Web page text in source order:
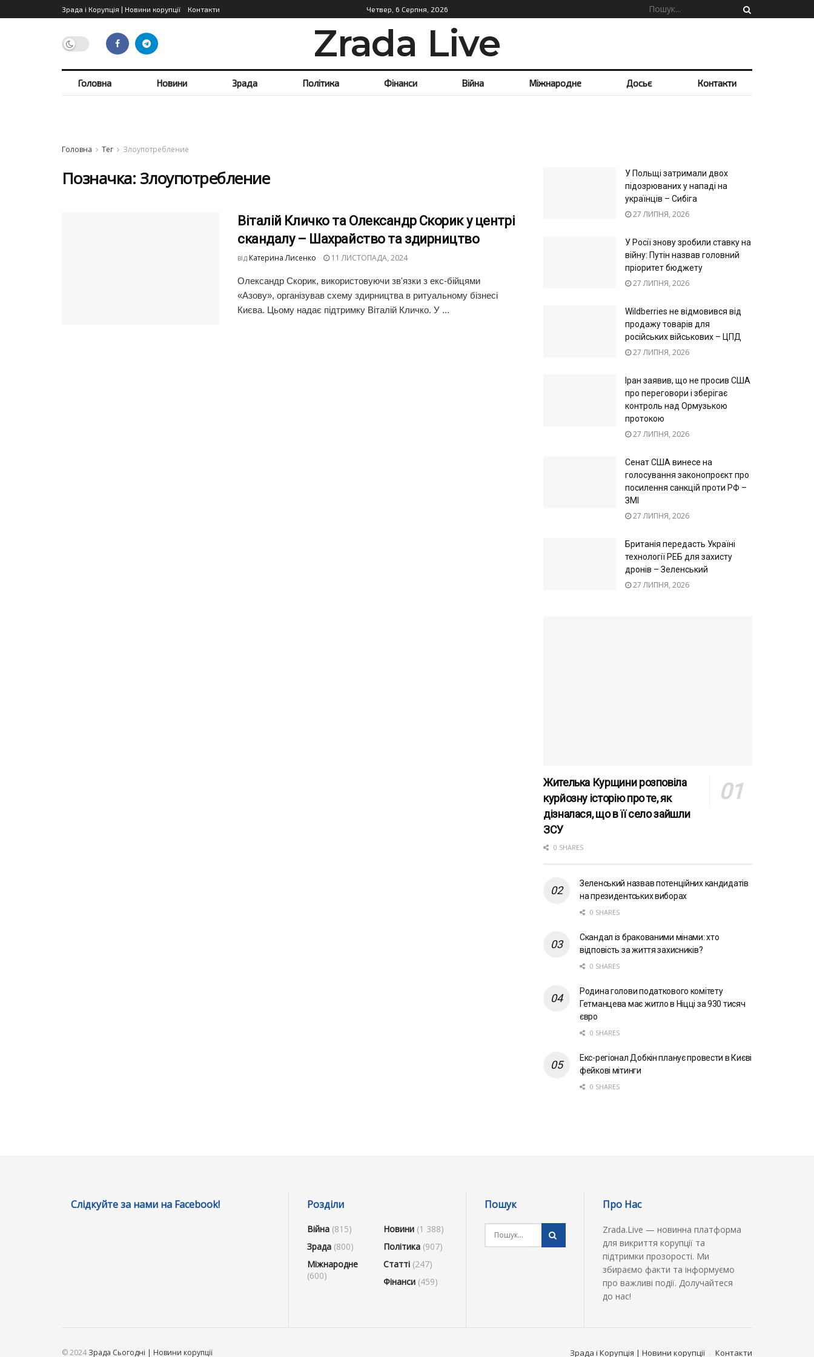
Зрада і Корупція | Новини корупції Контакти Четвер, 6 Серпня, 2026
Zrada Live
Головна Новини Зрада Політика Фінанси Війна Міжнародне Досьє Контакти
Головна Тег Злоупотребление
Позначка: Злоупотребление
Віталій Кличко та Олександр Скорик у центрі
скандалу – Шахрайство та здирництво
від Катерина Лисенко 11 ЛИСТОПАДА, 2024
Олександр Скорик, використовуючи зв'язки з екс-бійцями
«Азову», організував схему здирництва в ритуальному бізнесі
Києва. Цьому надає підтримку Віталій Кличко. У ...
У Польщі затримали двох
підозрюваних у нападі на
українців – Сибіга
27 ЛИПНЯ, 2026
У Росії знову зробили ставку на
війну: Путін назвав головний
пріоритет бюджету
27 ЛИПНЯ, 2026
Wildberries не відмовився від
продажу товарів для
російських військових – ЦПД
27 ЛИПНЯ, 2026
Іран заявив, що не просив США
про переговори і зберігає
контроль над Ормузькою
протокою
27 ЛИПНЯ, 2026
Сенат США винесе на
голосування законопроєкт про
посилення санкцій проти РФ –
ЗМІ
27 ЛИПНЯ, 2026
Британія передасть Україні
технології РЕБ для захисту
дронів – Зеленський
27 ЛИПНЯ, 2026
Жителька Курщини розповіла
курйозну історію про те, як
дізналася, що в її село зайшли
ЗСУ
0 SHARES
Зеленський назвав потенційних кандидатів
на президентських виборах
0 SHARES
Скандал із бракованими мінами: хто
відповість за життя захисників?
0 SHARES
Родина голови податкового комітету
Гетманцева має житло в Ніцці за 930 тисяч
євро
0 SHARES
Екс-регіонал Добкін планує провести в Києві
фейкові мітинги
0 SHARES
Слідкуйте за нами на Facebook! Розділи
Війна (815)
Зрада (800)
Міжнародне
(600)
Новини(1 388)
Політика(907)
Статті(247)
Фінанси(459)
Пошук Про Нас
Zrada.Live — новинна платформа
для викриття корупції та
підтримки прозорості. Ми
збираємо факти та інформуємо
про важливі події. Долучайтеся
до нас!
Зрада і Корупція | Новини корупції Контакти
© 2024 Зрада Сьогодні | Новини корупції